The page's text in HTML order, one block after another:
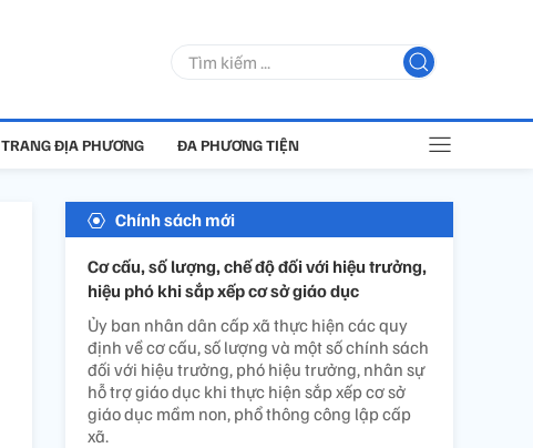
TRANG ĐỊA PHƯƠNG ĐA PHƯƠNG TIỆN
Chính sách mới
Cơ cấu, số lượng, chế độ đối với hiệu trưởng,
hiệu phó khi sắp xếp cơ sở giáo dục
Ủy ban nhân dân cấp xã thực hiện các quy
định về cơ cấu, số lượng và một số chính sách
đối với hiệu trưởng, phó hiệu trưởng, nhân sự
hỗ trợ giáo dục khi thực hiện sắp xếp cơ sở
giáo dục mầm non, phổ thông công lập cấp
xã.